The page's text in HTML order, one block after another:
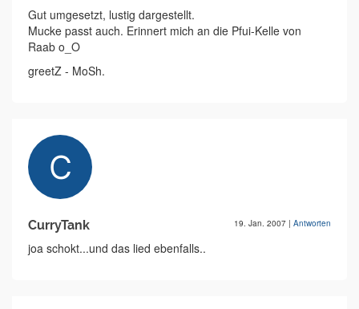
Gut umgesetzt, lustig dargestellt.
Mucke passt auch. Erinnert mich an die Pfui-Kelle von
Raab o_O
greetZ - MoSh.
CurryTank 19. Jan. 2007 | Antworten
joa schokt...und das lied ebenfalls..